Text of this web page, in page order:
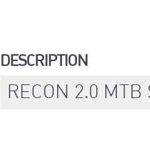
DESCRIPTION
RECON 2.0 MTB